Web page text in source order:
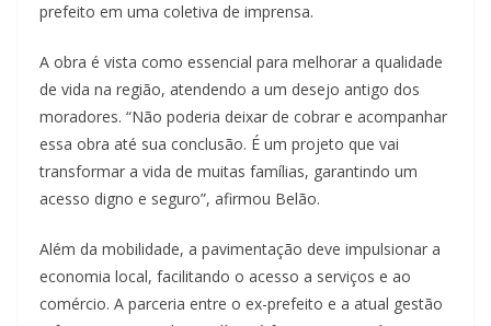
prefeito em uma coletiva de imprensa.
A obra é vista como essencial para melhorar a qualidade
de vida na região, atendendo a um desejo antigo dos
moradores. “Não poderia deixar de cobrar e acompanhar
essa obra até sua conclusão. É um projeto que vai
transformar a vida de muitas famílias, garantindo um
acesso digno e seguro”, afirmou Belão.
Além da mobilidade, a pavimentação deve impulsionar a
economia local, facilitando o acesso a serviços e ao
comércio. A parceria entre o ex-prefeito e a atual gestão